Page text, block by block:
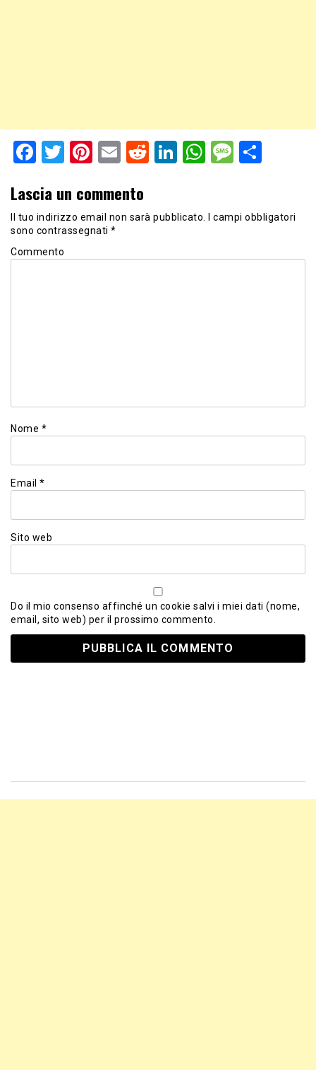
Facebook
TwitterPinterest
EmailRedditLinkedIn
WhatsApp
Lascia un commento
Il tuo indirizzo email non sarà pubblicato. I campi obbligatori
sono contrassegnati *
Commento
Nome *
Email *
Sito web
Do il mio consenso affinché un cookie salvi i miei dati (nome,
email, sito web) per il prossimo commento.